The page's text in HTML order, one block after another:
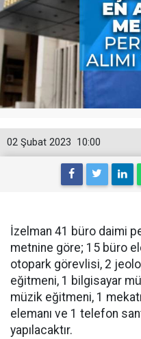
10:00
02 Şubat 2023
İzelman 41 büro daimi
metnine göre; 15 büro
otopark görevlisi, 2
eğitmeni, 1 bilgisayar
müzik eğitmeni, 1
elemanı ve 1 telefon
yapılacaktır.